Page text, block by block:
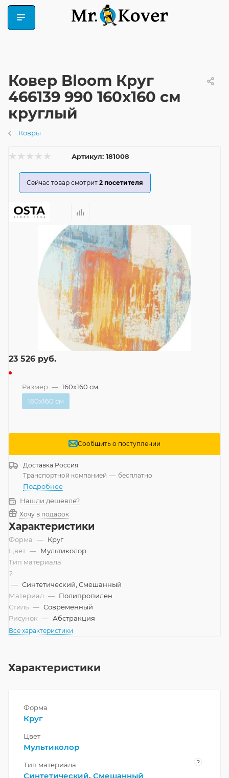
Ковер Bloom Круг
466139 990 160x160 см
круглый
Ковры
Артикул: 181008
Сейчас товар смотрит 2 посетителя
23 526 руб.
Размер — 160x160 см
160x160 см
Сообщить о поступлении
Доставка Россия
Транспортной компанией — бесплатно
Подробнее
Нашли дешевле?
Хочу в подарок
Характеристики
Форма — Круг
Цвет — Мультиколор
Тип материала
?
— Синтетический, Смешанный
Материал — Полипропилен
Стиль — Современный
Рисунок — Абстракция
Все характеристики
Характеристики
Форма
Круг
Цвет
Мультиколор
Тип материала ?
Синтетический, Смешанный